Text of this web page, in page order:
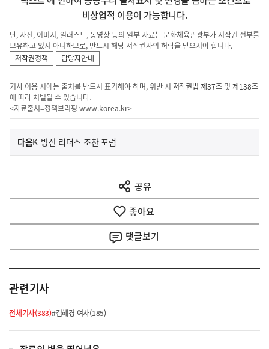
비상업적 이용이 가능합니다.
단, 사진, 이미지, 일러스트, 동영상 등의 일부 자료는 문화체육관광부가 저작권 전부를
보유하고 있지 아니하므로, 반드시 해당 저작권자의 허락을 받으셔야 합니다.
저작권정책
담당자안내
기사 이용 시에는 출처를 반드시 표기해야 하며, 위반 시 저작권법 제37조 및제138조
에 따라 처벌될 수 있습니다.
<자료출처=정책브리핑 www.korea.kr>
이
전
다
음
다음기
사
K-방산 리더스 조찬 포럼
공유
열
기
좋아요
댓글보기
관련기사
전체기사(383)#김혜경 여사(185)